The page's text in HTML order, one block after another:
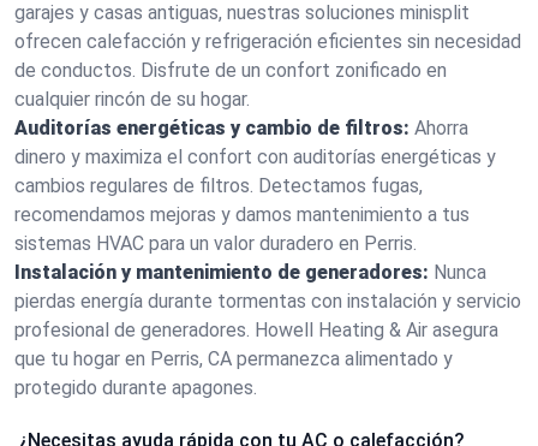
garajes y casas antiguas, nuestras soluciones minisplit
ofrecen calefacción y refrigeración eficientes sin necesidad
de conductos. Disfrute de un confort zonificado en
cualquier rincón de su hogar.
Auditorías energéticas y cambio de filtros: Ahorra
dinero y maximiza el confort con auditorías energéticas y
cambios regulares de filtros. Detectamos fugas,
recomendamos mejoras y damos mantenimiento a tus
sistemas HVAC para un valor duradero en Perris.
Instalación y mantenimiento de generadores: Nunca
pierdas energía durante tormentas con instalación y servicio
profesional de generadores. Howell Heating & Air asegura
que tu hogar en Perris, CA permanezca alimentado y
protegido durante apagones.
¿Necesitas ayuda rápida con tu AC o calefacción?